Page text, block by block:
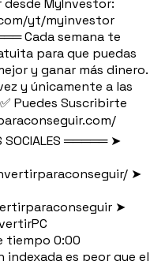
MyInvestor:
yt/myinvestor
Cada semana te
para que puedas
y ganar más dinero.
y únicamente a las
Puedes Suscribirte
SOCIALES ═════ ➤
➤
➤
tiempo 0:00
indexada es peor que el